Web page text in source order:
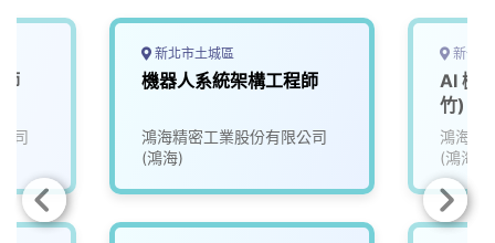
司
新北市土城區
機器人系統架構工程師
鴻海精密工業股份有限公司
(鴻海)
新竹
AI 機
竹)
鴻海精
(鴻海)